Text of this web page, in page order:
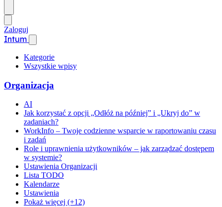
Zaloguj
Intum
Kategorie
Wszystkie wpisy
Organizacja
AI
Jak korzystać z opcji „Odłóż na później” i „Ukryj do” w
zadaniach?
WorkInfo – Twoje codzienne wsparcie w raportowaniu czasu
i zadań
Role i uprawnienia użytkowników – jak zarządzać dostępem
w systemie?
Ustawienia Organizacji
Lista TODO
Kalendarze
Ustawienia
Pokaż więcej (+12)